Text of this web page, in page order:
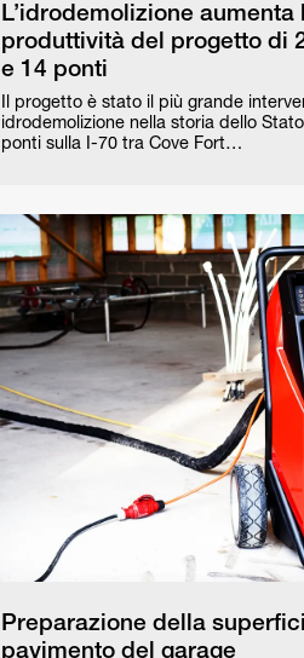
L’idrodemolizione aumenta
produttività del progetto di
e 14 ponti
Il progetto è stato il più grande
idrodemolizione nella storia dello
ponti sulla I-70 tra Cove Fort…
Preparazione della
pavimento del garage